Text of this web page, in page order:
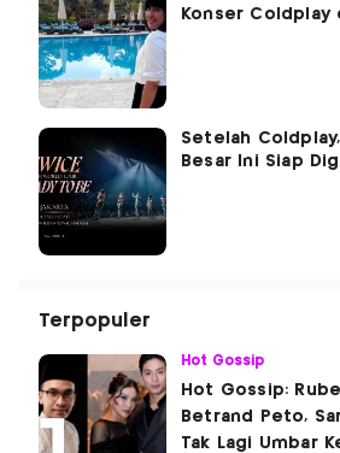
Konser Coldplay
Setelah
Besar Ini Siap
Terpopuler
Hot Gossip
Hot Gossip:
Betrand Peto,
Tak Lagi Umbar